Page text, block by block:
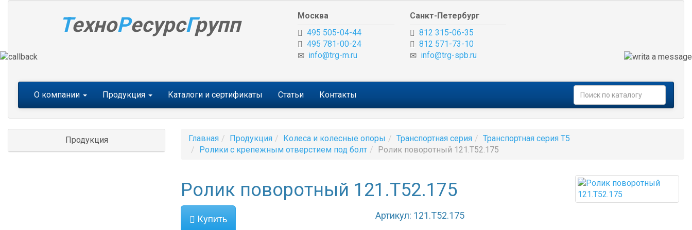
ТехноРесурсГрупп
Москва
495 505-04-44
495 781-00-24
info@trg-m.ru
Санкт-Петербург
812 315-06-35
812 571-73-10
info@trg-spb.ru
О компании Продукция Каталоги и сертификаты Статьи Контакты
Продукция Главная Продукция Колеса и колесные опоры Транспортная серия
Транспортная серия T5
Ролики с крепежным отверстием под болт
Ролик поворотный 121.Т52.175
Ролик поворотный 121.Т52.175
Купить Артикул: 121.Т52.175